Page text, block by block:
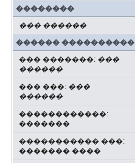
��������
��� ������
������ ����������
��� �������: ���
������
��� ���: ���
������
������������:
�������
����������� ���:
������� ����